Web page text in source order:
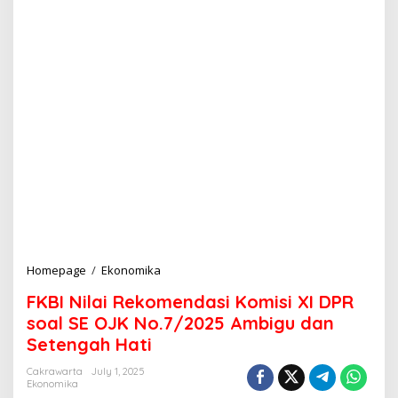
Homepage / Ekonomika
B
N
FKBI Nilai Rekomendasi Komisi XI DPR
soal SE OJK No.7/2025 Ambigu dan
Setengah Hati
Cakrawarta
July 1, 2025
Ekonomika